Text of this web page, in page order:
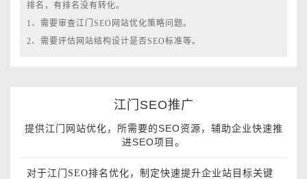
排名，有排名没有转化。
1、需要审查江门SEO网站优化策略问题。
2、需要评估网站结构设计是否SEO标准等。
江门SEO推广
提供江门网站优化，所需要的SEO资源，辅助企业快速推
进SEO项目。
对于江门SEO排名优化，制定快速提升企业站目标关键